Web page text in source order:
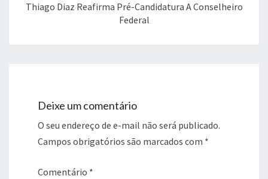
Thiago Diaz Reafirma Pré-Candidatura A Conselheiro
Federal
Deixe um comentário
O seu endereço de e-mail não será publicado.
Campos obrigatórios são marcados com *
Comentário *